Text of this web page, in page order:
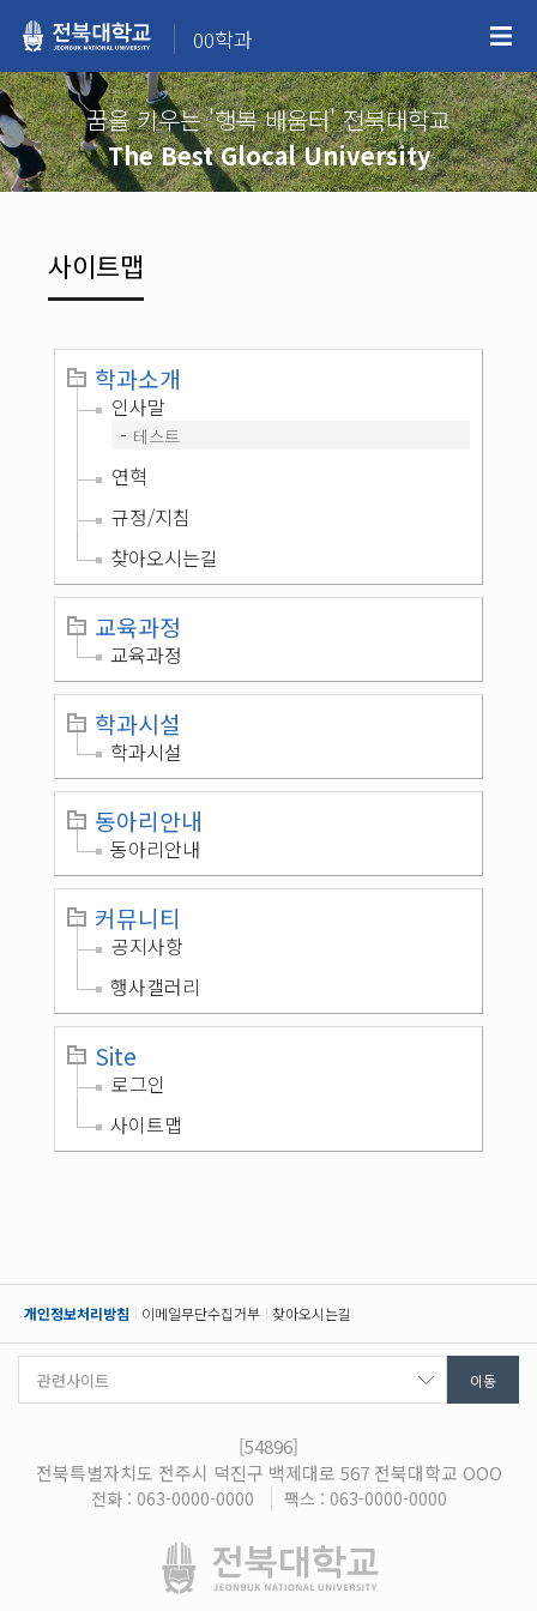
00학과
꿈을 키우는 '행복 배움터' 전북대학교
The Best Glocal University
사이트맵
학과소개
인사말
테스트
연혁
규정/지침
찾아오시는길
교육과정
교육과정
학과시설
학과시설
동아리안내
동아리안내
커뮤니티
공지사항
행사갤러리
Site
로그인
사이트맵
개인정보처리방침 이메일무단수집거부 찾아오시는길
[54896]
전북특별자치도 전주시 덕진구 백제대로 567 전북대학교 OOO
전화 : 063-0000-0000 팩스 : 063-0000-0000